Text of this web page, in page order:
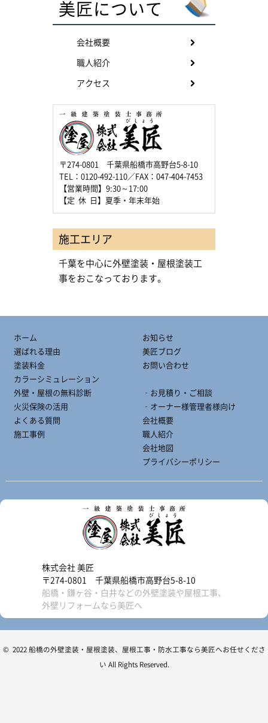
美匠について
会社概要
職人紹介
アクセス
〒274-0801 千葉県船橋市高野台5-8-10
TEL：0120-492-110／FAX：047-404-7453
【営業時間】9:30～17:00
【定 休 日】夏季・年末年始
施工エリア
千葉を中心に外壁塗装・屋根塗装工
事をおこなっております。
ホーム
選ばれる理由
塗装料金
カラーシミュレーション
外壁・屋根の無料診断
火災保険の活用
よくある質問
施工事例
お知らせ
美匠ブログ
お問い合わせ
‐お見積り・ご相談
‐オーナー様管理者様向け
会社概要
職人紹介
会社地図
プライバシーポリシー
株式会社 美匠
〒274-0801 千葉県船橋市高野台5-8-10
船橋・鎌ヶ谷・白井などの外壁塗装や屋根工事、
外壁リフォームなら美匠へ
© 2022 船橋の外壁塗装・屋根塗装、屋根工事・防水工事なら美匠へお任せくださ
い All Rights Reserved.